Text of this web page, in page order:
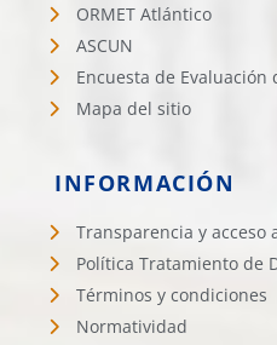
ORMET Atlántico
ASCUN
Encuesta de Evaluación
Mapa del sitio
INFORMACIÓN
Transparencia y
Política Tratamiento de
Términos y condiciones
Normatividad